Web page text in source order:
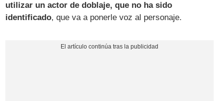
utilizar un actor de doblaje, que no ha sido
identificado, que va a ponerle voz al personaje.